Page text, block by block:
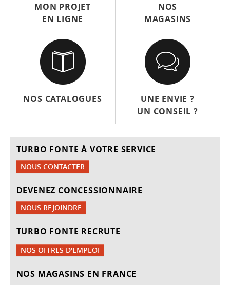
MON PROJET
EN LIGNE
NOS
MAGASINS
NOS CATALOGUES
UNE ENVIE ?
UN CONSEIL ?
TURBO FONTE À VOTRE SERVICE
NOUS CONTACTER
DEVENEZ CONCESSIONNAIRE
NOUS REJOINDRE
TURBO FONTE RECRUTE
NOS OFFRES D'EMPLOI
NOS MAGASINS EN FRANCE